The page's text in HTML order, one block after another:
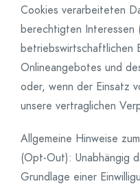
Cookies verarbeiteten
berechtigten Interessen
betriebswirtschaftlichen
Onlineangebotes und
oder, wenn der Einsatz
unsere vertraglichen
Allgemeine Hinweise
(Opt-Out): Unabhängig
Grundlage einer